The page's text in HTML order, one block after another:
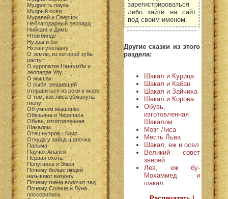
Мудрость паука
Мудрый осел
Муравей и Сверчок
Неблагодарный леопард
Нийканг и Димо
Нтомбинде
Нуэры и бог
Нхлангунхлангу
О земле, из которой зубы
растут
О куропатке Нангумби и
леопарде Улу
О мышах
О рыбе, решившей
отправиться из реки в море
О том, как лиса обманула
гиену
Об умном мышонке
Обезьяна и Черепаха
Обувь, изготовленная
Шакалом
Отец нуэров - Киир
Откуда у зайца шапочка
Пальма
Паучок Ананси
Первая охота
Попугаиха и Змея
Почему белых людей
называют вазунгу
Почему гиена волочит зад
Почему Солнце и Луна
поссорились
зарегистрироваться
либо зайти на сайт
под своим именем.
Другие сказки из этого
раздела:
Шакал и Курица
Шакал и Кабан
Шакал и Зайчиха
Шакал и Корова
Обувь,
изготовленная
Шакалом
Мозг Лиса
Месть Льва
Шакал, еж и осел
Великий совет
зверей
Лев, еж бу-
Мохаммед и
шакал